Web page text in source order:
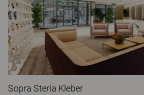
Sopra Steria Kleber